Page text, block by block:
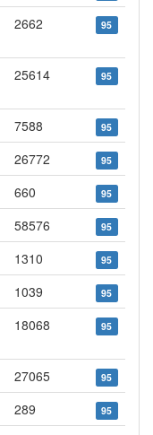
2662 95
25614 95
7588 95
26772 95
660 95
58576 95
1310 95
1039 95
18068 95
27065 95
289 95